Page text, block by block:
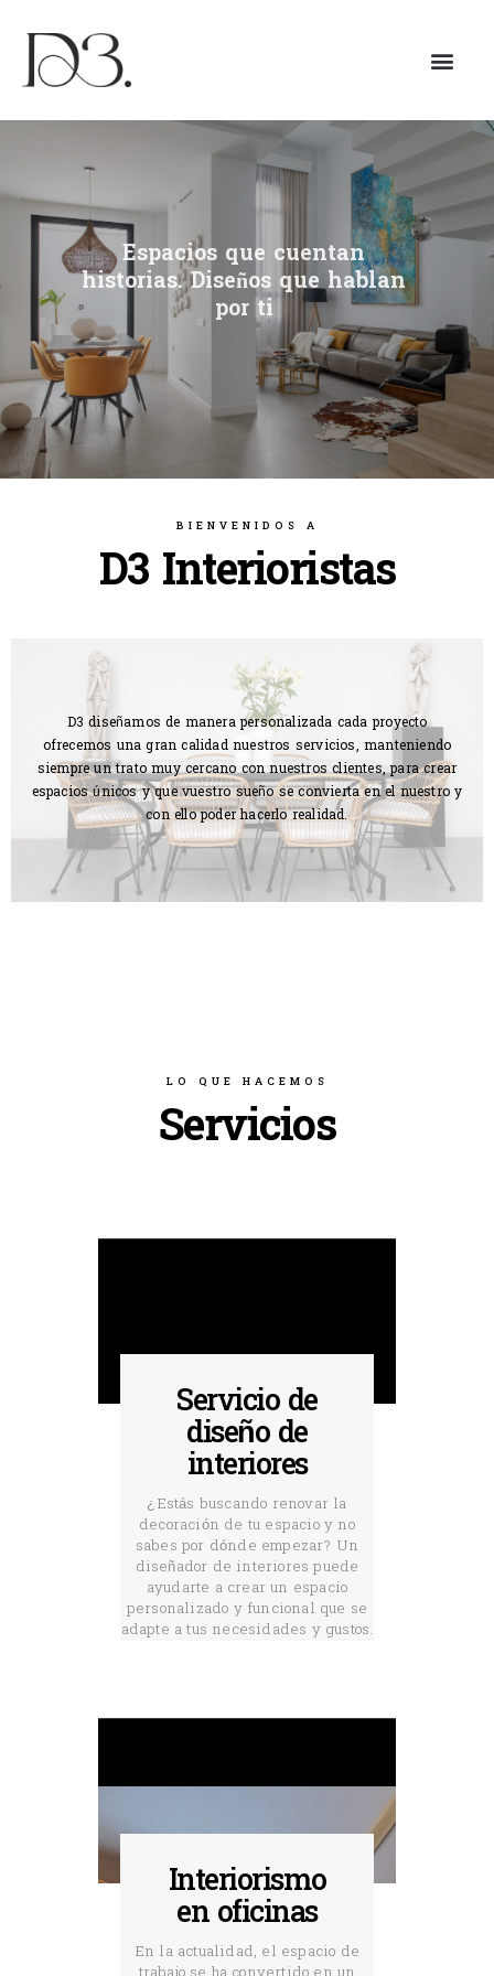
Espacios que cuentan
historias. Diseños que hablan
por ti
BIENVENIDOS A
D3 Interioristas
D3 diseñamos de manera personalizada cada proyecto
ofrecemos una gran calidad nuestros servicios, manteniendo
siempre un trato muy cercano con nuestros clientes, para crear
espacios únicos y que vuestro sueño se convierta en el nuestro y
con ello poder hacerlo realidad.
LO QUE HACEMOS
Servicios
Servicio de
diseño de
interiores
¿Estás buscando renovar la
decoración de tu espacio y no
sabes por dónde empezar? Un
diseñador de interiores puede
ayudarte a crear un espacio
personalizado y funcional que se
adapte a tus necesidades y gustos.
Interiorismo
en oficinas
En la actualidad, el espacio de